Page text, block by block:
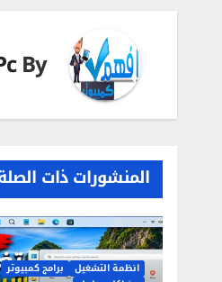
By
المنشورات ذات
انظمة التشغيل
برامج كمبيوتر